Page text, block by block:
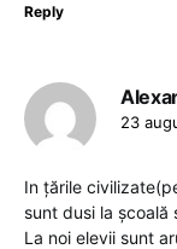
Reply
23
In țările
sunt dusi la școală
La noi elevii sunt